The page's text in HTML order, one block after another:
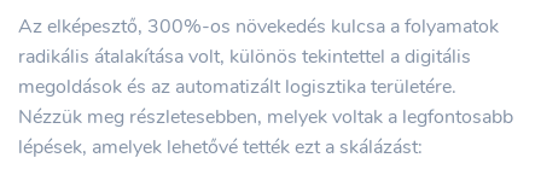
Az elképesztő, 300%-os növekedés kulcsa a folyamatok
radikális átalakítása volt, különös tekintettel a digitális
megoldások és az automatizált logisztika területére.
Nézzük meg részletesebben, melyek voltak a legfontosabb
lépések, amelyek lehetővé tették ezt a skálázást: